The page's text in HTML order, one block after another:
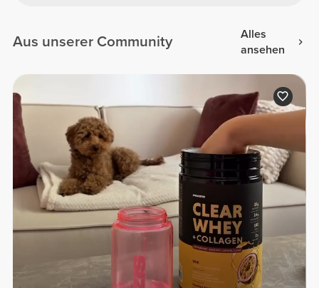
Aus unserer Community
Alles
ansehen